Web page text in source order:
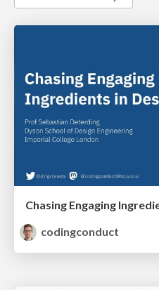
Chasing Engaging
codingconduct